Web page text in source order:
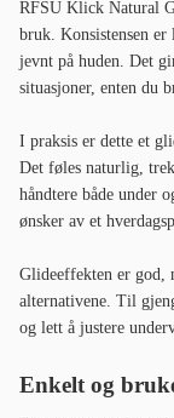
RFSU Klick Natural
bruk. Konsistensen
jevnt på huden. Det
situasjoner, enten du
I praksis er dette et
Det føles naturlig,
håndtere både under
ønsker av et
Glideeffekten er god,
alternativene. Til
og lett å justere
Enkelt og